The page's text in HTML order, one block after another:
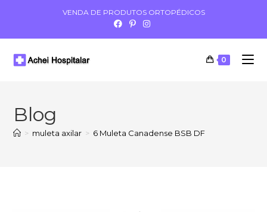
VENDA DE PRODUTOS ORTOPÉDICOS
0
Blog
> muleta axilar > 6 Muleta Canadense BSB DF